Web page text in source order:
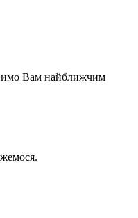
Вам найближчим